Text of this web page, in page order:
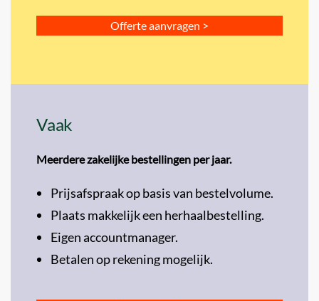
Offerte aanvragen >
Vaak
Meerdere zakelijke bestellingen per jaar.
Prijsafspraak op basis van bestelvolume.
Plaats makkelijk een herhaalbestelling.
Eigen accountmanager.
Betalen op rekening mogelijk.